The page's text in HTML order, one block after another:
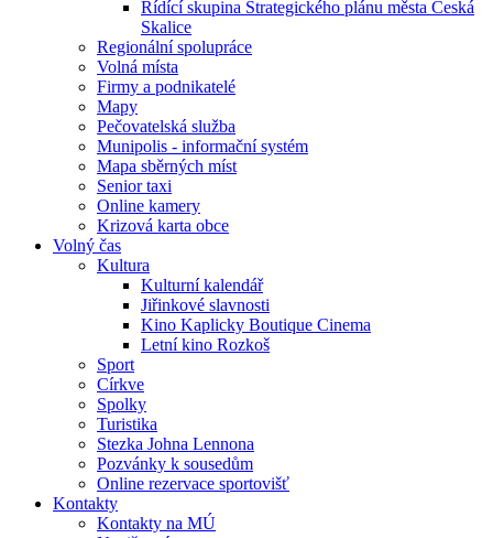
Řídící skupina Strategického plánu města Česká
Skalice
Regionální spolupráce
Volná místa
Firmy a podnikatelé
Mapy
Pečovatelská služba
Munipolis - informační systém
Mapa sběrných míst
Senior taxi
Online kamery
Krizová karta obce
Volný čas
Kultura
Kulturní kalendář
Jiřinkové slavnosti
Kino Kaplicky Boutique Cinema
Letní kino Rozkoš
Sport
Církve
Spolky
Turistika
Stezka Johna Lennona
Pozvánky k sousedům
Online rezervace sportovišť
Kontakty
Kontakty na MÚ